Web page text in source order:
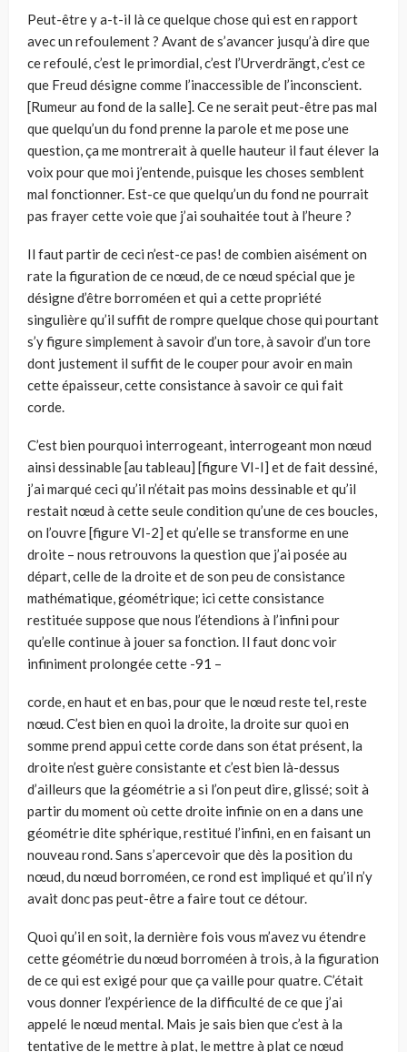
Peut-être y a-t-il là ce quelque chose qui est en rapport
avec un refoulement ? Avant de s’avancer jusqu’à dire que
ce refoulé, c’est le primordial, c’est l’Urverdrängt, c’est ce
que Freud désigne comme l’inaccessible de l’inconscient.
[Rumeur au fond de la salle]. Ce ne serait peut-être pas mal
que quelqu’un du fond prenne la parole et me pose une
question, ça me montrerait à quelle hauteur il faut élever la
voix pour que moi j’entende, puisque les choses semblent
mal fonctionner. Est-ce que quelqu’un du fond ne pourrait
pas frayer cette voie que j’ai souhaitée tout à l’heure ?
Il faut partir de ceci n’est-ce pas! de combien aisément on
rate la figuration de ce nœud, de ce nœud spécial que je
désigne d’être borroméen et qui a cette propriété
singulière qu’il suffit de rompre quelque chose qui pourtant
s’y figure simplement à savoir d’un tore, à savoir d’un tore
dont justement il suffit de le couper pour avoir en main
cette épaisseur, cette consistance à savoir ce qui fait
corde.
C’est bien pourquoi interrogeant, interrogeant mon nœud
ainsi dessinable [au tableau] [figure VI-I] et de fait dessiné,
j’ai marqué ceci qu’il n’était pas moins dessinable et qu’il
restait nœud à cette seule condition qu’une de ces boucles,
on l’ouvre [figure VI-2] et qu’elle se transforme en une
droite – nous retrouvons la question que j’ai posée au
départ, celle de la droite et de son peu de consistance
mathématique, géométrique; ici cette consistance
restituée suppose que nous l’étendions à l’infini pour
qu’elle continue à jouer sa fonction. Il faut donc voir
infiniment prolongée cette -91 –
corde, en haut et en bas, pour que le nœud reste tel, reste
nœud. C’est bien en quoi la droite, la droite sur quoi en
somme prend appui cette corde dans son état présent, la
droite n’est guère consistante et c’est bien là-dessus
d’ailleurs que la géométrie a si l’on peut dire, glissé; soit à
partir du moment où cette droite infinie on en a dans une
géométrie dite sphérique, restitué l’infini, en en faisant un
nouveau rond. Sans s’apercevoir que dès la position du
nœud, du nœud borroméen, ce rond est impliqué et qu’il n’y
avait donc pas peut-être a faire tout ce détour.
Quoi qu’il en soit, la dernière fois vous m’avez vu étendre
cette géométrie du nœud borroméen à trois, à la figuration
de ce qui est exigé pour que ça vaille pour quatre. C’était
vous donner l’expérience de la difficulté de ce que j’ai
appelé le nœud mental. Mais je sais bien que c’est à la
tentative de le mettre à plat, le mettre à plat ce nœud